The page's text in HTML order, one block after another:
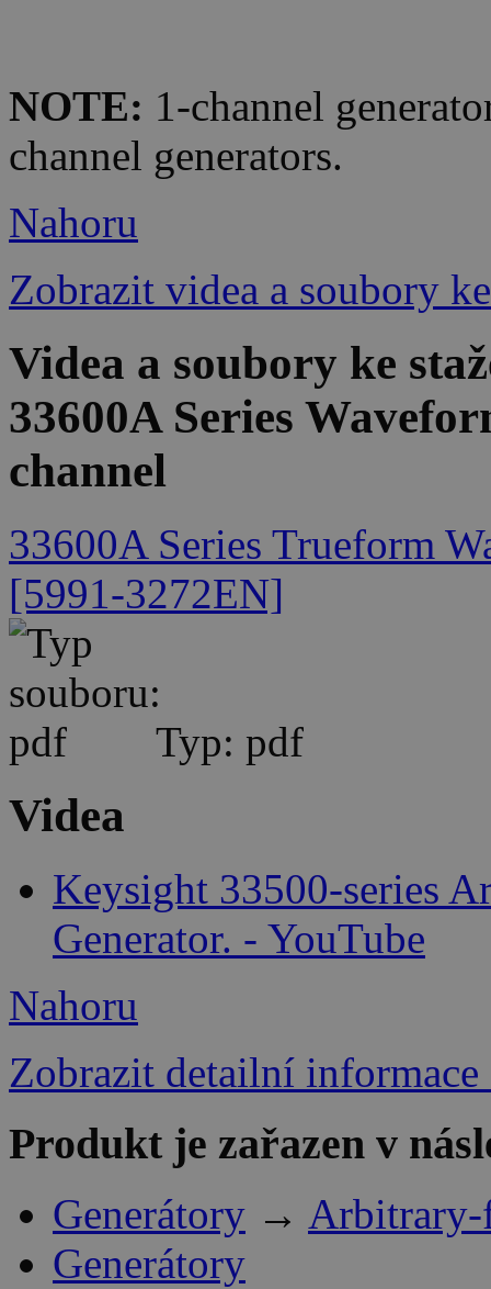
NOTE: 1-channel
channel generators.
Nahoru
Zobrazit videa a soubory
Videa a soubory ke
33600A Series
channel
33600A Series Trueform
[5991-3272EN]
Typ: pdf
Videa
Keysight 33500-series
Generator. - YouTube
Nahoru
Zobrazit detailní informace
Produkt je zařazen v
Generátory → Arbitrary-
Generátory